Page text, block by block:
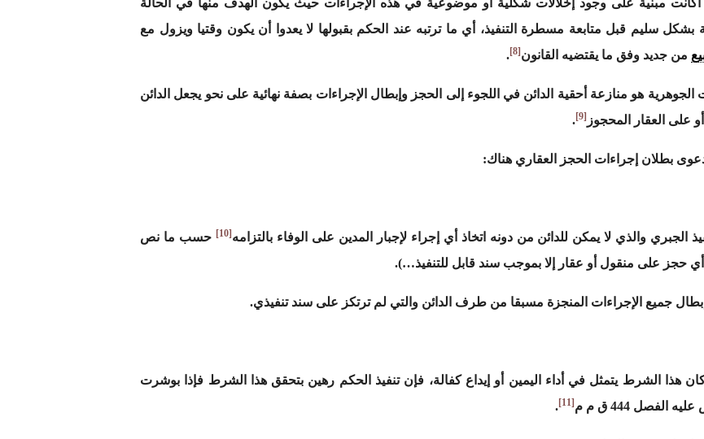
مبنية على وجود إخلالات شكلية أو موضوعية في هذه الإجراءات حيث يكون الهدف منها في الحالة
بشكل سليم قبل متابعة مسطرة التنفيذ، أي ما ترتبه عند الحكم بقبولها لا يعدوا أن يكون وقتيا ويزول مع
من جديد وفق ما يقتضيه القانون [8]
.
هو منازعة أحقية الدائن في اللجوء إلى الحجز وإبطال الإجراءات بصفة نهائية على نحو يجعل الدائن
على العقار المحجوز [9]
.
بطلان إجراءات الحجز العقاري هناك:
الجبري والذي لا يمكن للدائن من دونه اتخاذ أي إجراء لإجبار المدين على الوفاء بالتزامه [10]
حسب ما نص
جميع الإجراءات المنجزة مسبقا من طرف الدائن والتي لم ترتكز على سند تنفيذي.
هذا الشرط يتمثل في أداء اليمين أو إيداع كفالة، فإن تنفيذ الحكم رهين بتحقق هذا الشرط فإذا بوشرت
444 ق م م
[11]
.